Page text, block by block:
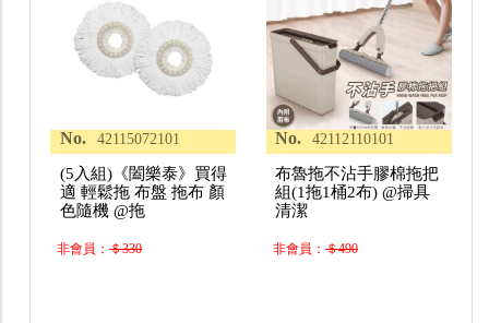
No. 42115072101
(5入組)《闔樂泰》買得
適 輕鬆拖 布盤 拖布 顏
色隨機 @拖
非會員：＄330
No. 42112110101
布魯拖不沾手膠棉拖把
組(1拖1桶2布) @掃具
清潔
非會員：＄490